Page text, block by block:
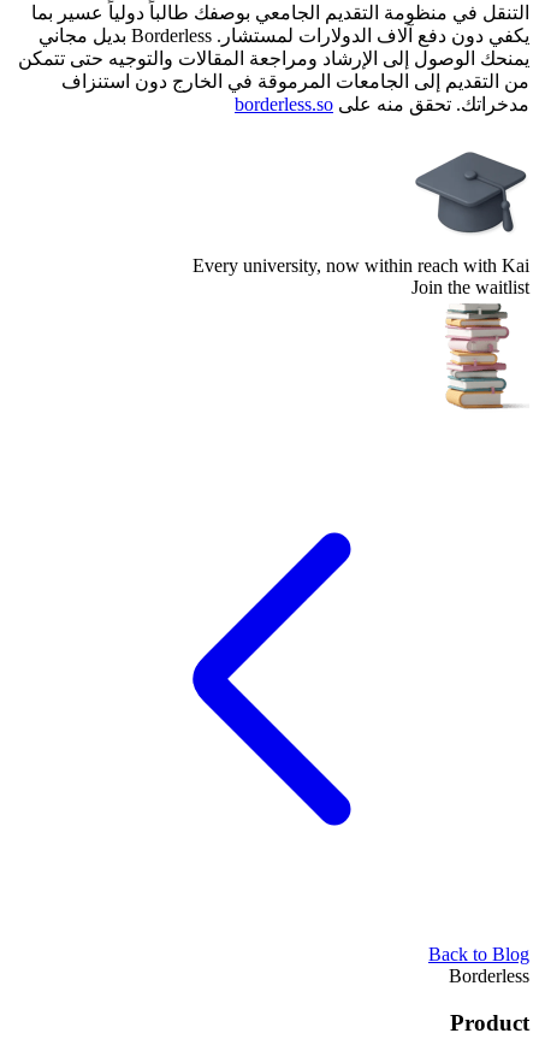
التنقل في منظومة التقديم الجامعي بوصفك طالباً دولياً عسير بما
يكفي دون دفع آلاف الدولارات لمستشار. Borderless بديل مجاني
يمنحك الوصول إلى الإرشاد ومراجعة المقالات والتوجيه حتى تتمكن
من التقديم إلى الجامعات المرموقة في الخارج دون استنزاف
مدخراتك. تحقق منه على borderless.so
Every university, now within reach with Kai
Join the waitlist
Back to Blog
Borderless
Product